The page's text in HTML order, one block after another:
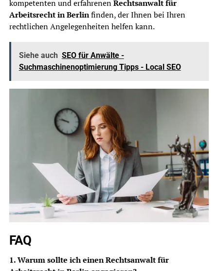
kompetenten und erfahrenenRechtsanwalt für
Arbeitsrecht in Berlinfinden, der Ihnen bei Ihren
rechtlichen Angelegenheiten helfen kann.
Siehe auch SEO für Anwälte -
Suchmaschinenoptimierung Tipps - Local SEO
FAQ
1. Warum sollte ich einen Rechtsanwalt für